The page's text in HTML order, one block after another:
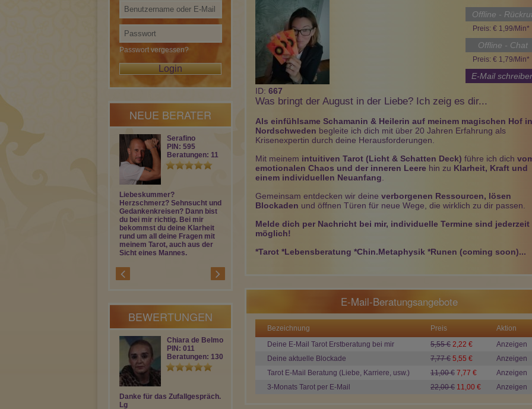
Passwort vergessen?
NEUE BERATER
Serafino
PIN: 595
Beratungen: 11
Liebeskummer?
Herzschmerz? Sehnsucht und
Gedankenkreisen? Dann bist
du bei mir richtig. Bei mir
bekommst du deine Klarheit
rund um all deine Fragen mit
meinem Tarot, auch aus der
Sicht eines Mannes.
Flaminia
PIN: 037
Beratungen: 62
Flaminia Dein Raum für
Klarheit. Ich höre zu, was Dein
Beschönigungen. Gemeinsam
finden wir mit den Karten
Deine Antwort. Ich freue mich
Marietta
Beratungen: 148
Als ausgebildete Astrologin
und Kartenlegerin unterstütze
konkret in allen
Lebensbereichen! Auch
Beratungen: 0
Mit meinen Lenoarmand-
Karten begleite ich dich
liebevoll und ehrlich auf
deinem Weg. Ob
Herzensfragen,
Antworten zu finden.
BEWERTUNGEN
Chiara de Belmo…
PIN: 011
Beratungen: 130
Danke für das Zufallgespräch.
Lg
Soreia
PIN: 380
Beratungen: 4537
Etu
PIN: 291
Beratungen: 11473
PIN: 291
Beratungen:
Offline -
Preis: € 1,99/Min*
Offline - Chat
Preis: € 1,79/Min*
E-Mail
ID: 667
Was bringt der August in der Liebe? Ich zeig es dir...
Als einfühlsame Schamanin & Heilerin auf meinem magischen Hof in
Nordschweden begleite ich dich mit über 20 Jahren Erfahrung als
Krisenexpertin durch deine Herausforderungen.
Mit meinem intuitiven Tarot (Licht & Schatten Deck) führe ich dich
emotionalen Chaos und der inneren Leere hin zu Klarheit, Kraft und
einem individuellen Neuanfang
Gemeinsam entdecken wir deine verborgenen Ressourcen, lösen
Blockaden und öffnen Türen für neue Wege, die wirklich zu dir passen.
Melde dich per Nachricht bei mir, individuelle Termine sind jederzeit
möglich!
*Tarot *Lebensberatung *Chin.Metaphysik *Runen (coming soon)...
E-Mail-Beratungsangebote
Bezeichnung Preis
Aktion
Deine E-Mail Tarot Erstberatung bei mir
5,55 € 2,22 €
Anzeigen
Deine aktuelle Blockade
7,77 € 5,55 €
Anzeigen
Tarot E-Mail Beratung (Liebe, Karriere, usw.)
11,00 € 7,77 €
Anzeigen
3-Monats Tarot per E-Mail
22,00 € 11,00 € Anzeigen